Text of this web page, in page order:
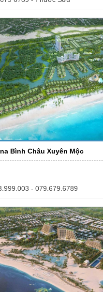
Bình Châu Xuyên Mộc
- 079.679.6789